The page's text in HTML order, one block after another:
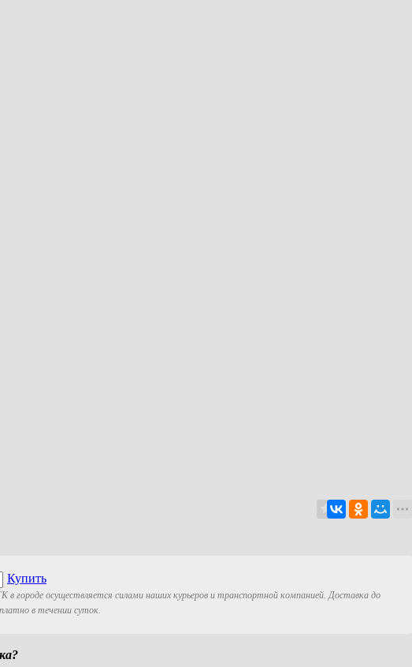
Купить
городе осуществляется силами наших курьеров и транспортной компанией. Доставка до
в течении суток.